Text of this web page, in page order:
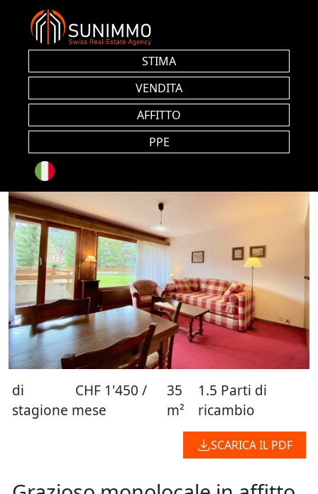
STIMA
VENDITA
AFFITTO
PPE
di
stagione
CHF 1'450 /
mese
35
m²
1.5 Parti di
ricambio
SCARICA IL PDF